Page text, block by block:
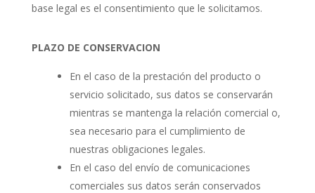
base legal es el consentimiento que le solicitamos.
PLAZO DE CONSERVACION
En el caso de la prestación del producto o
servicio solicitado, sus datos se conservarán
mientras se mantenga la relación comercial o,
sea necesario para el cumplimiento de
nuestras obligaciones legales.
En el caso del envío de comunicaciones
comerciales sus datos serán conservados